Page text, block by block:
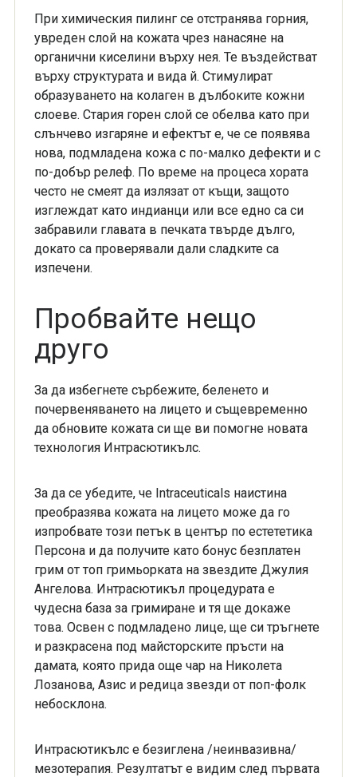
При химическия пилинг се отстранява горния,
увреден слой на кожата чрез нанасяне на
органични киселини върху нея. Те въздействат
върху структурата и вида й. Стимулират
образуването на колаген в дълбоките кожни
слоеве. Стария горен слой се обелва като при
слънчево изгаряне и ефектът е, че се появява
нова, подмладена кожа с по-малко дефекти и с
по-добър релеф. По време на процеса хората
често не смеят да излязат от къщи, защото
изглеждат като индианци или все едно са си
забравили главата в печката твърде дълго,
докато са проверявали дали сладките са
изпечени.
Пробвайте нещо
друго
За да избегнете сърбежите, беленето и
почервеняването на лицето и същевременно
да обновите кожата си ще ви помогне новата
технология Интрасютикълс.
За да се убедите, че Intraceuticals наистина
преобразява кожата на лицето може да го
изпробвате този петък в център по естететика
Персона и да получите като бонус безплатен
грим от топ гримьорката на звездите Джулия
Ангелова. Интрасютикъл процедурата е
чудесна база за гримиране и тя ще докаже
това. Освен с подмладено лице, ще си тръгнете
и разкрасена под майсторските пръсти на
дамата, която прида още чар на Николета
Лозанова, Азис и редица звезди от поп-фолк
небосклона.
Интрасютикълс е безиглена /неинвазивна/
мезотерапия. Резултатът e видим след първата